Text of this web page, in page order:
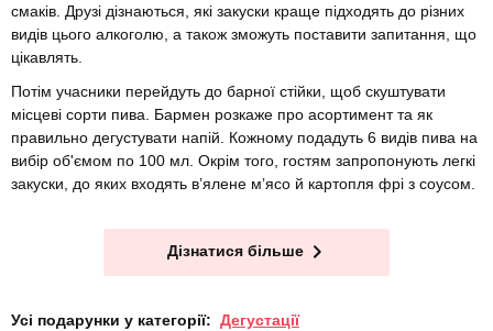
смаків. Друзі дізнаються, які закуски краще підходять до різних
видів цього алкоголю, а також зможуть поставити запитання, що
цікавлять.
Потім учасники перейдуть до барної стійки, щоб скуштувати
місцеві сорти пива. Бармен розкаже про асортимент та як
правильно дегустувати напій. Кожному подадуть 6 видів пива на
вибір об'ємом по 100 мл. Окрім того, гостям запропонують легкі
закуски, до яких входять в’ялене мʼясо й картопля фрі з соусом.
Дізнатися більше
Усі подарунки у категорії: Дегустації